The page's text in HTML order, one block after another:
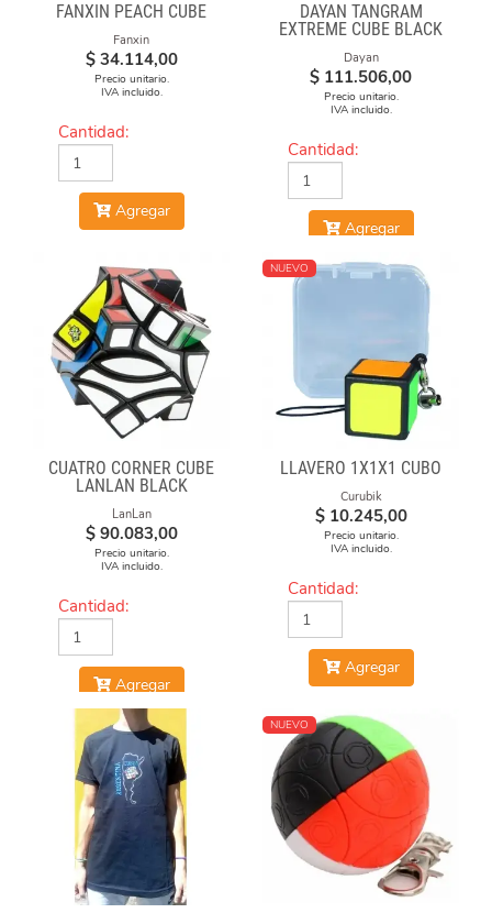
FANXIN PEACH CUBE
Fanxin
$ 34.114,00
Precio unitario.
IVA incluido.
Cantidad:
Agregar
DAYAN TANGRAM
EXTREME CUBE BLACK
Dayan
$ 111.506,00
Precio unitario.
IVA incluido.
Cantidad:
Agregar
CUATRO CORNER CUBE
LANLAN BLACK
LanLan
$ 90.083,00
Precio unitario.
IVA incluido.
Cantidad:
Agregar
NUEVO
LLAVERO 1X1X1 CUBO
Curubik
$ 10.245,00
Precio unitario.
IVA incluido.
Cantidad:
Agregar
NUEVO